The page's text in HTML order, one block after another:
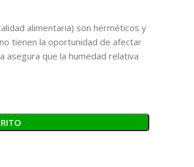
alimentaria) son herméticos y
tienen la oportunidad de afectar
asegura que la humedad relativa